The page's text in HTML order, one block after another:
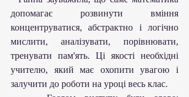
допомагає розвинути вміння
концентруватися, абстрактно і логічно
мислити, аналізувати, порівнювати,
тренувати пам'ять. Ці якості необхідні
учителю, який має охопити увагою і
залучити до роботи на уроці весь клас.